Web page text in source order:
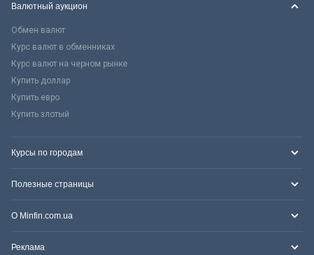
Валютный аукцион
Обмен валют
Курс валют в обменниках
Курс валют на черном рынке
Купить доллар
Купить евро
Купить злотый
Курсы по городам
Полезные страницы
О Minfin.com.ua
Реклама